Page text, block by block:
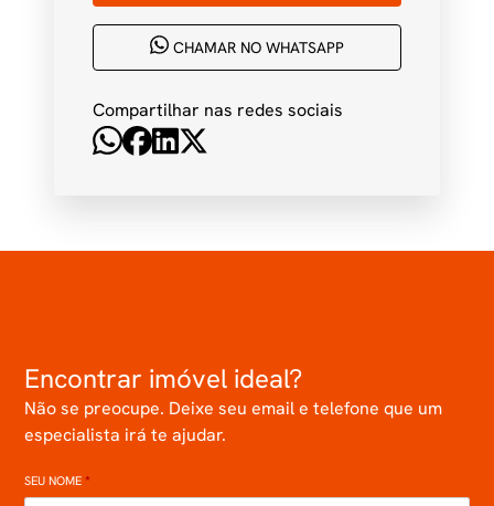
CHAMAR NO WHATSAPP
Compartilhar nas redes sociais
Encontrar imóvel ideal?
Não se preocupe. Deixe seu email e telefone que um
especialista irá te ajudar.
SEU NOME*